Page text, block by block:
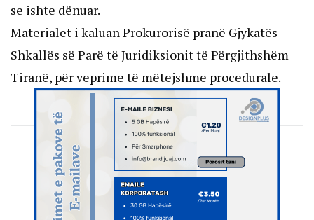
se ishte dënuar.
Materialet i kaluan Prokurorisë pranë Gjykatës
Shkallës së Parë të Juridiksionit të Përgjithshëm
Tiranë, për veprime të mëtejshme procedurale.